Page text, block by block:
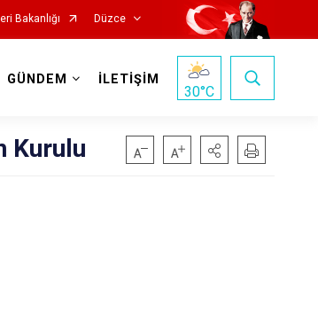
Bakanlığı Düzce
GÜNDEM İLETİŞİM
30°C
Kurulu